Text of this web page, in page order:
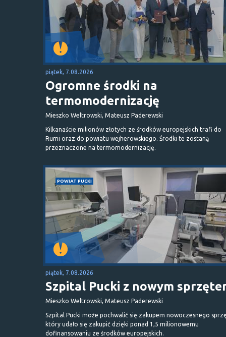
piątek, 7.08.2026
Ogromne środki na
termomodernizację
Mieszko Weltrowski, Mateusz Paderewski
Kilkanaście milionów złotych ze środków europejskich trafi do
Rumi oraz do powiatu wejherowskiego. Środki te zostaną
przeznaczone na termomodernizację.
POWIAT PUCKI
piątek, 7.08.2026
Szpital Pucki z nowym
Mieszko Weltrowski, Mateusz Paderewski
Szpital Pucki może pochwalić się zakupem nowoczesnego
który udało się zakupić dzięki ponad 1,5 milionowemu
dofinansowaniu ze środków europejskich.